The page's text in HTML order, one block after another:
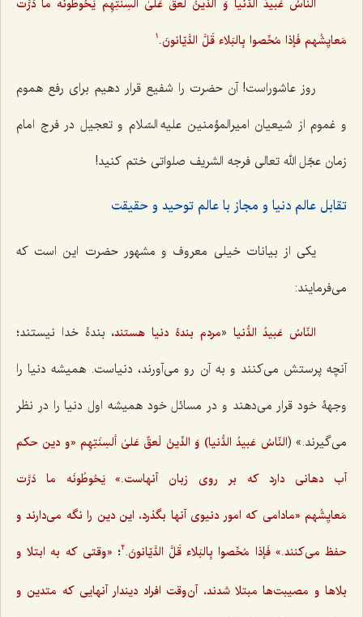
النّاسُ عَبیدُ الدُّنیا وَ الدِّینُ لَعقٌ عَلیٰ ألسِنَتِهِم یَحُوطُونَه ما دَرَّت
مَعایِشُهم فَإذا مُحِّصوا بِالبَلاء قَلَّ الدَّیّانونَ. 1
روز عاشوراست! آن حضرت را شفیع قرار دهیم برای رفع هموم
و غموم از شیعیان امیرالمؤمنین علیه السّلام و تعجیل در فرج امام
زمان عجّل الله تعالی فرجه الشریف صلواتی ختم کنید!
تقابل عالم دنیا و مجاز با عالم توحید و حقیقت
یکی از بیانات خیلی معروف و مشهور حضرت این‌ است که
می‌فرمایند:
النّاسُ عَبیدُ الدُّنیا «مردم بندۀ دنیا هستند، بندۀ خدا نیستند؛
آنچه پرستش می‌کنند و به آن رو می‌آورند، دنیاست. همیشه دنیا را
وجهۀ خود قرار می‌دهند و در مسائل خود همیشه اول دنیا را در نظر
می‌گیرند.» (النّاسُ عَبیدُ الدُّنیا) وَ الدِّینُ لَعقٌ عَلیٰ ألسِنَتِهِم «و دین حکم
آب دهانی دارد که بر روی زبان آنهاست.» یَحُوطُونَه ما دَرَّت
مَعایِشُهم «مادامی که امور دنیوی آنها بگذرد، این دین را نگه می‌دارند و
حفظ می‌کنند.» فَإذا مُحِّصوا بِالبَلاء قَلَّ الدَّیّانونَ.
2؛ «وقتی که به ابتلا و
بلاها و مصیبت‌ها مبتلا شدند، آن‌وقت افراد دیندار‌ آنهایی که متدین و